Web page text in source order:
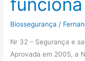
Biossegurança /
Nr 32 – Segurança e
Aprovada em 2005, a